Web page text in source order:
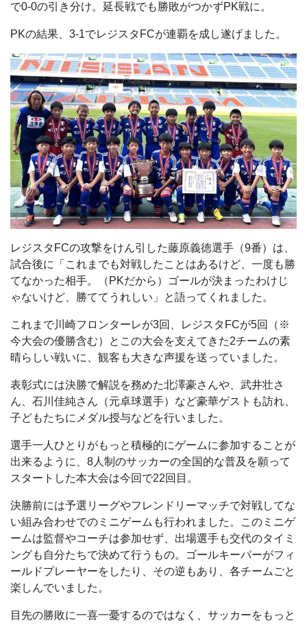
で0-0の引き分け。延長戦でも勝敗がつかずPK戦に。
PKの結果、3-1でレジスタFCが連覇を成し遂げました。
レジスタFCの攻撃をけん引した藤原義徳選手（9番）は、
試合後に「これまでも対戦したことはあるけど、一度も勝
てなかった相手。（PKだから）ゴールが決まったわけじ
ゃないけど、勝ててうれしい」と語ってくれました。
これまで川崎フロンターレが3回、レジスタFCが5回（※
今大会の優勝含む）とこの大会を支えてきた2チームの素
晴らしい戦いに、観客も大きな声援を送っていました。
表彰式には決勝で解説を務めた北澤豪さんや、武井壮さ
ん、石川佳純さん（元卓球選手）など豪華ゲストも訪れ、
子どもたちにメダル授与などを行いました。
選手一人ひとりがもっと積極的にゲームに参加することが
出来るように、8人制のサッカーの全国的な普及を願って
スタートした本大会は今回で22回目。
決勝前には予選リーグやフレンドリーマッチで対戦してな
い組み合わせでのミニゲームも行われました。このミニゲ
ームは監督やコーチは参加せず、出場選手も交代のタイミ
ングも自分たちで決めて行うもの。ゴールキーパーがフィ
ールドプレーヤーをしたり、その逆もあり、各チームごと
楽しんでいました。
目先の勝敗に一喜一憂するのではなく、サッカーをもっと